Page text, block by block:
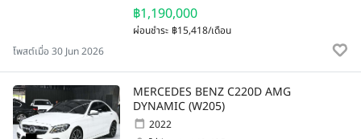
฿1,190,000
ผ่อนชำระ ฿15,418/เดือน
โพสต์เมื่อ 30 Jun 2026
MERCEDES BENZ C220D AMG
DYNAMIC (W205)
2022